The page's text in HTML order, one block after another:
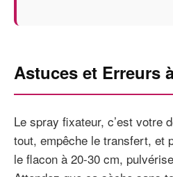
Astuces et Erreurs
Le spray fixateur, c’est votre
tout, empêche le transfert, et
le flacon à 20-30 cm,